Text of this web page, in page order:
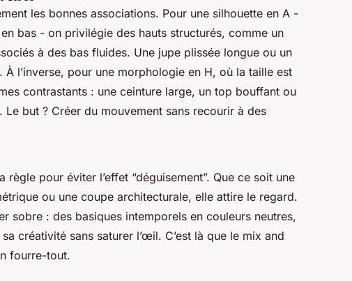
les bonnes associations. Pour une silhouette en A -
bas - on privilégie des hauts structurés, comme un
à des bas fluides. Une jupe plissée longue ou un
l’inverse, pour une morphologie en H, où la taille est
contrastants : une ceinture large, un top bouffant ou
but ? Créer du mouvement sans recourir à des
règle pour éviter l’effet “déguisement”. Que ce soit une
ou une coupe architecturale, elle attire le regard.
sobre : des basiques intemporels en couleurs neutres,
créativité sans saturer l’œil. C’est là que le mix and
fourre-tout.